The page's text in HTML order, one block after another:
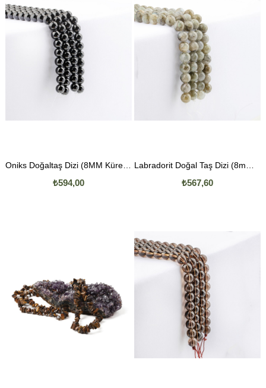
Oniks Doğaltaş Dizi (8MM Küre Kesim)
₺594,00 ₺567,60